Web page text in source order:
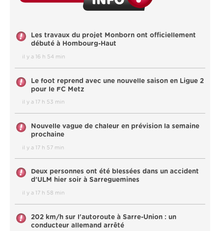
Les travaux du projet Monborn ont officiellement
débuté à Hombourg-Haut
il y a 16 h 54 min
Le foot reprend avec une nouvelle saison en Ligue 2
pour le FC Metz
il y a 17 h 53 min
Nouvelle vague de chaleur en prévision la semaine
prochaine
il y a 17 h 57 min
Deux personnes ont été blessées dans un accident
d’ULM hier soir à Sarreguemines
il y a 17 h 58 min
202 km/h sur l'autoroute à Sarre-Union : un
conducteur allemand arrêté